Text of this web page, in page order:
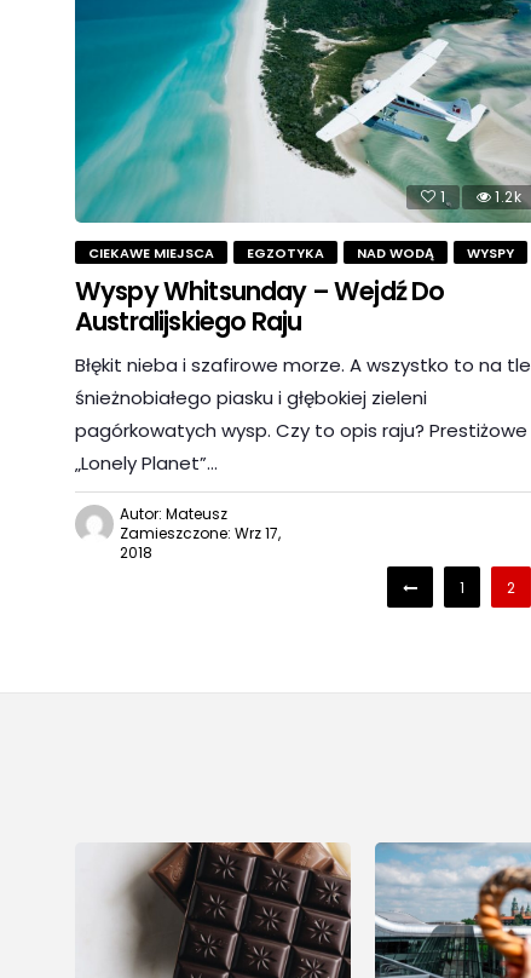
1 1.2k
CIEKAWE MIEJSCA EGZOTYKA NAD WODĄ WYSPY
Wyspy Whitsunday – Wejdź Do
Australijskiego Raju
Błękit nieba i szafirowe morze. A wszystko to na tle
śnieżnobiałego piasku i głębokiej zieleni
pagórkowatych wysp. Czy to opis raju? Prestiżowe
„Lonely Planet”…
Autor: Mateusz
Zamieszczone: Wrz 17,
2018
1
2